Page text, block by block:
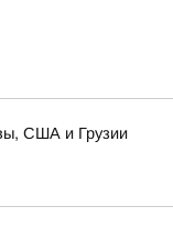
США и Грузии